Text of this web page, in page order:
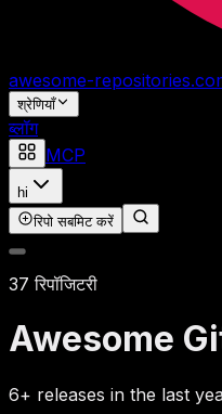
awesome-repositories
श्रेणियाँ
ब्लॉग
MCP
hi
रिपो सबमिट करें
37 रिपॉजिटरी
Awesome
6+ releases in the last